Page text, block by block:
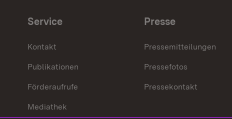
Service
Kontakt
Publikationen
Förderaufrufe
Mediathek
Presse
Pressemitteilungen
Pressefotos
Pressekontakt